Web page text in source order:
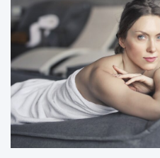
w
y
b
a
n
a
w
e
z
p
o
t